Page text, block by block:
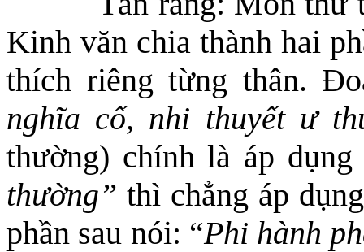
Kinh văn chia thành hai
thích riêng từng thân.
nghĩa cố, nhi thuyết ư
thường) chính là áp dụng
thường” thì chẳng áp
phần sau nói: “Phi hành